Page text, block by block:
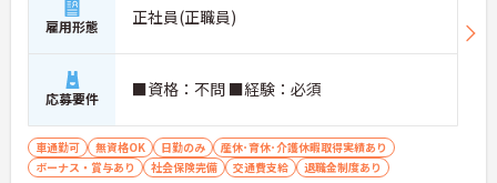
雇用形態 正社員(正職員)
応募要件 ■資格：不問 ■経験：必須
車通勤可 無資格OK 日勤のみ
産休･育休･介護休暇取得実績あり
ボーナス・賞与あり
社会保険完備 交通費支給 退職金制度あり